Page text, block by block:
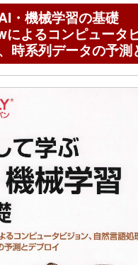
・機械学習の基礎
よるコンピュータビ
時系列データの予測